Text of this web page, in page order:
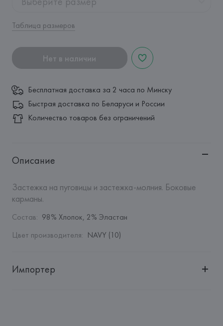
Таблица размеров
Нет в наличии
Бесплатная доставка за 2 часа по Минску
Быстрая доставка по Беларуси и России
Количество товаров без ограничений
Описание
Застежка на пуговицы и застежка-молния. Боковые
карманы.
Состав: 98% Хлопок, 2% Эластан
Цвет производителя: NAVY (10)
Импортер